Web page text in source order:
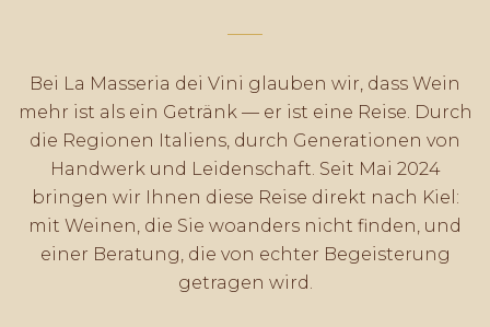
Bei La Masseria dei Vini glauben wir, dass Wein
mehr ist als ein Getränk — er ist eine Reise. Durch
die Regionen Italiens, durch Generationen von
Handwerk und Leidenschaft. Seit Mai 2024
bringen wir Ihnen diese Reise direkt nach Kiel:
mit Weinen, die Sie woanders nicht finden, und
einer Beratung, die von echter Begeisterung
getragen wird.